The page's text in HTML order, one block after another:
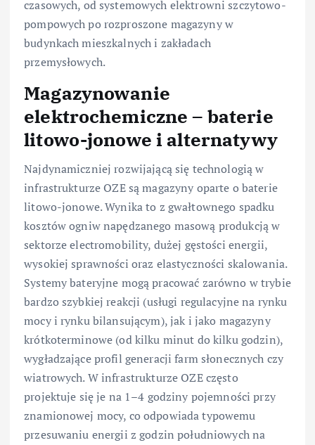
czasowych, od systemowych elektrowni szczytowo-
pompowych po rozproszone magazyny w
budynkach mieszkalnych i zakładach
przemysłowych.
Magazynowanie
elektrochemiczne – baterie
litowo-jonowe i alternatywy
Najdynamiczniej rozwijającą się technologią w
infrastrukturze OZE są magazyny oparte o baterie
litowo-jonowe. Wynika to z gwałtownego spadku
kosztów ogniw napędzanego masową produkcją w
sektorze electromobility, dużej gęstości energii,
wysokiej sprawności oraz elastyczności skalowania.
Systemy bateryjne mogą pracować zarówno w trybie
bardzo szybkiej reakcji (usługi regulacyjne na rynku
mocy i rynku bilansującym), jak i jako magazyny
krótkoterminowe (od kilku minut do kilku godzin),
wygładzające profil generacji farm słonecznych czy
wiatrowych. W infrastrukturze OZE często
projektuje się je na 1–4 godziny pojemności przy
znamionowej mocy, co odpowiada typowemu
przesuwaniu energii z godzin południowych na